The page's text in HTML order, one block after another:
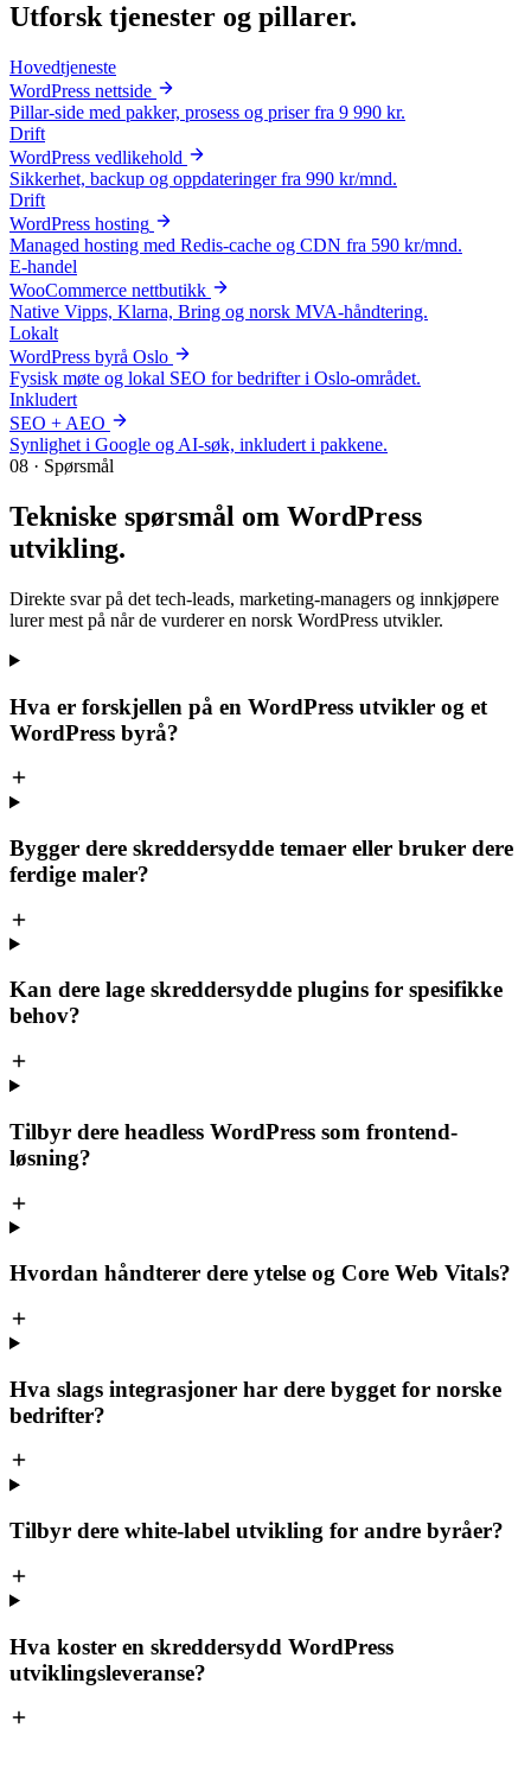
Utforsk tjenester og pillarer.
Hovedtjeneste
WordPress nettside
Pillar-side med pakker, prosess og priser fra 9 990 kr.
Drift
WordPress vedlikehold
Sikkerhet, backup og oppdateringer fra 990 kr/mnd.
Drift
WordPress hosting
Managed hosting med Redis-cache og CDN fra 590 kr/mnd.
E-handel
WooCommerce nettbutikk
Native Vipps, Klarna, Bring og norsk MVA-håndtering.
Lokalt
WordPress byrå Oslo
Fysisk møte og lokal SEO for bedrifter i Oslo-området.
Inkludert
SEO + AEO
Synlighet i Google og AI-søk, inkludert i pakkene.
08 · Spørsmål
Tekniske spørsmål om WordPress
utvikling.
Direkte svar på det tech-leads, marketing-managers og innkjøpere
lurer mest på når de vurderer en norsk WordPress utvikler.
Hva er forskjellen på en WordPress utvikler og et
WordPress byrå?
Bygger dere skreddersydde temaer eller bruker dere
ferdige maler?
Kan dere lage skreddersydde plugins for spesifikke
behov?
Tilbyr dere headless WordPress som frontend-
løsning?
Hvordan håndterer dere ytelse og Core Web Vitals?
Hva slags integrasjoner har dere bygget for norske
bedrifter?
Tilbyr dere white-label utvikling for andre byråer?
Hva koster en skreddersydd WordPress
utviklingsleveranse?